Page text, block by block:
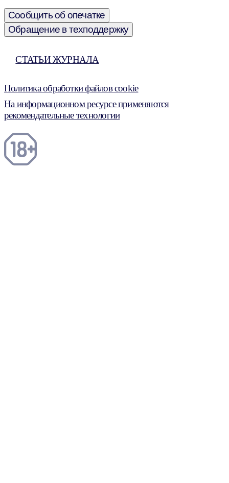
Сообщить об опечатке
Обращение в техподдержку
СТАТЬИ ЖУРНАЛА
Политика обработки файлов cookie
На информационном ресурсе применяются
рекомендательные технологии